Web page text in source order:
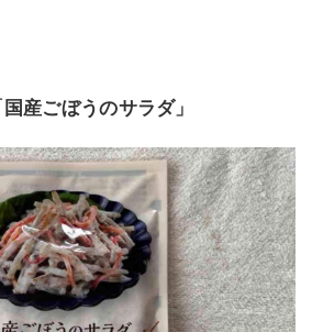
産ごぼうのサラダ」